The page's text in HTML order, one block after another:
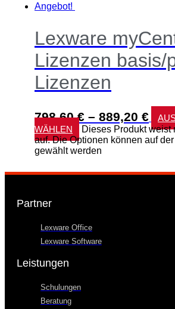
Angebot!
Lexware
Lizenzen basis/
Lizenzen
798,60€ – 889,20 €
WÄHLEN
Dieses Produkt weist
auf. Die Optionen können auf
gewählt werden
Partner
Lexware Office
Lexware Software
Leistungen
Schulungen
Beratung